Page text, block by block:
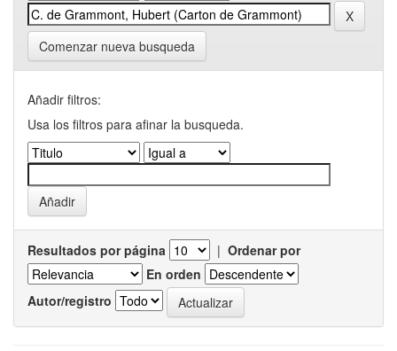
Comenzar nueva busqueda
Añadir filtros:
Usa los filtros para afinar la busqueda.
Resultados por página | Ordenar por
En orden
Autor/registro